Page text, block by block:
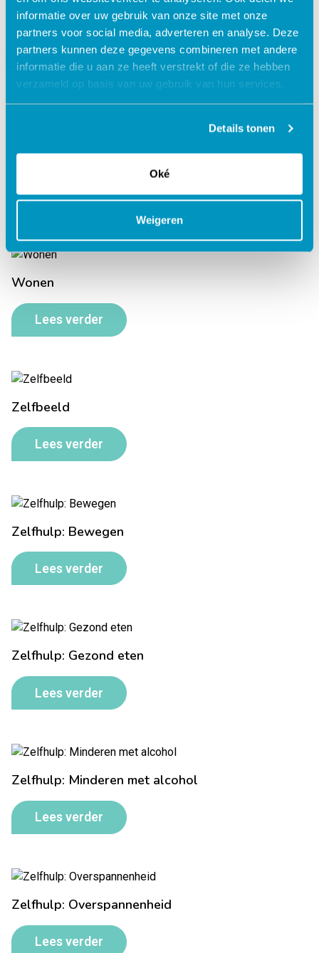
informatie over uw gebruik van onze site met onze
partners voor social media, adverteren en analyse. Deze
partners kunnen deze gegevens combineren met andere
informatie die u aan ze heeft verstrekt of die ze hebben
verzameld op basis van uw gebruik van hun services.
Details tonen
Oké
Weigeren
Werken aan je relatie
Lees verder
Werken aan je zelfbeeld
Lees verder
Wonen
Lees verder
Zelfbeeld
Lees verder
Zelfhulp: Bewegen
Lees verder
Zelfhulp: Gezond eten
Lees verder
Zelfhulp: Minderen met alcohol
Lees verder
Zelfhulp: Overspannenheid
Lees verder